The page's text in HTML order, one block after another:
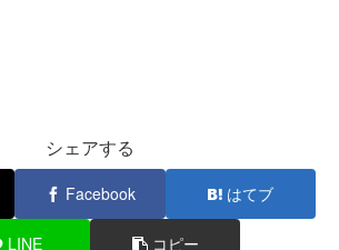
シェアする
Facebook はてブ
LINE コピー